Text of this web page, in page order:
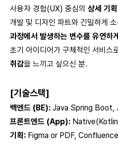
사용자 경험(UX) 중심의 상세 기
개발 및 디자인 파트와 긴밀하게
과정에서 발생하는 변수를 유연하
초기 아이디어가 구체적인 서비스
취감을 느끼고 싶으신 분.
[기술스택]
백엔드 (BE): Java Spring Boot,
프론트엔드 (App):
기획: Figma or PDF, Confluence